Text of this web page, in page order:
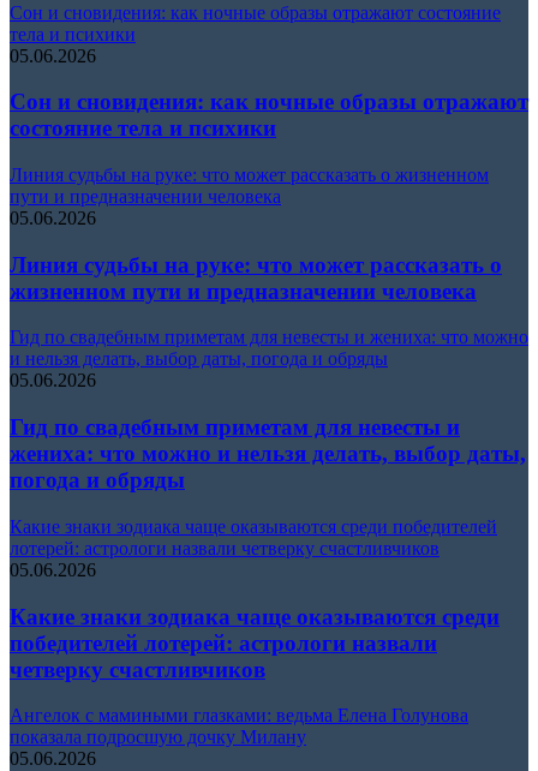
Сон и сновидения: как ночные образы отражают состояние
тела и психики
05.06.2026
Сон и сновидения: как ночные образы отражают
состояние тела и психики
Линия судьбы на руке: что может рассказать о жизненном
пути и предназначении человека
05.06.2026
Линия судьбы на руке: что может рассказать о
жизненном пути и предназначении человека
Гид по свадебным приметам для невесты и жениха: что можно
и нельзя делать, выбор даты, погода и обряды
05.06.2026
Гид по свадебным приметам для невесты и
жениха: что можно и нельзя делать, выбор даты,
погода и обряды
Какие знаки зодиака чаще оказываются среди победителей
лотерей: астрологи назвали четверку счастливчиков
05.06.2026
Какие знаки зодиака чаще оказываются среди
победителей лотерей: астрологи назвали
четверку счастливчиков
Ангелок с мамиными глазками: ведьма Елена Голунова
показала подросшую дочку Милану
05.06.2026